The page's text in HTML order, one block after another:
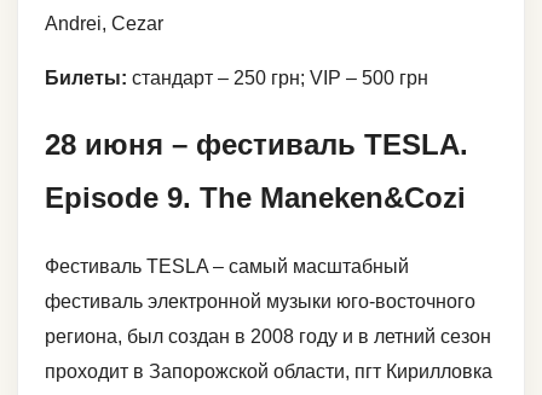
Andrei, Cezar
Билеты: стандарт – 250 грн; VIP – 500 грн
28 июня – фестиваль TESLA.
Episode 9. The Maneken&Cozi
Фестиваль TESLA – самый масштабный
фестиваль электронной музыки юго-восточного
региона, был создан в 2008 году и в летний сезон
проходит в Запорожской области, пгт Кирилловка